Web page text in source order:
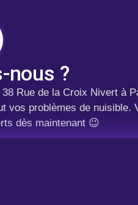
nous ?
Rue de la Croix Nivert à
vos problèmes de nuisible.
dès maintenant 😉